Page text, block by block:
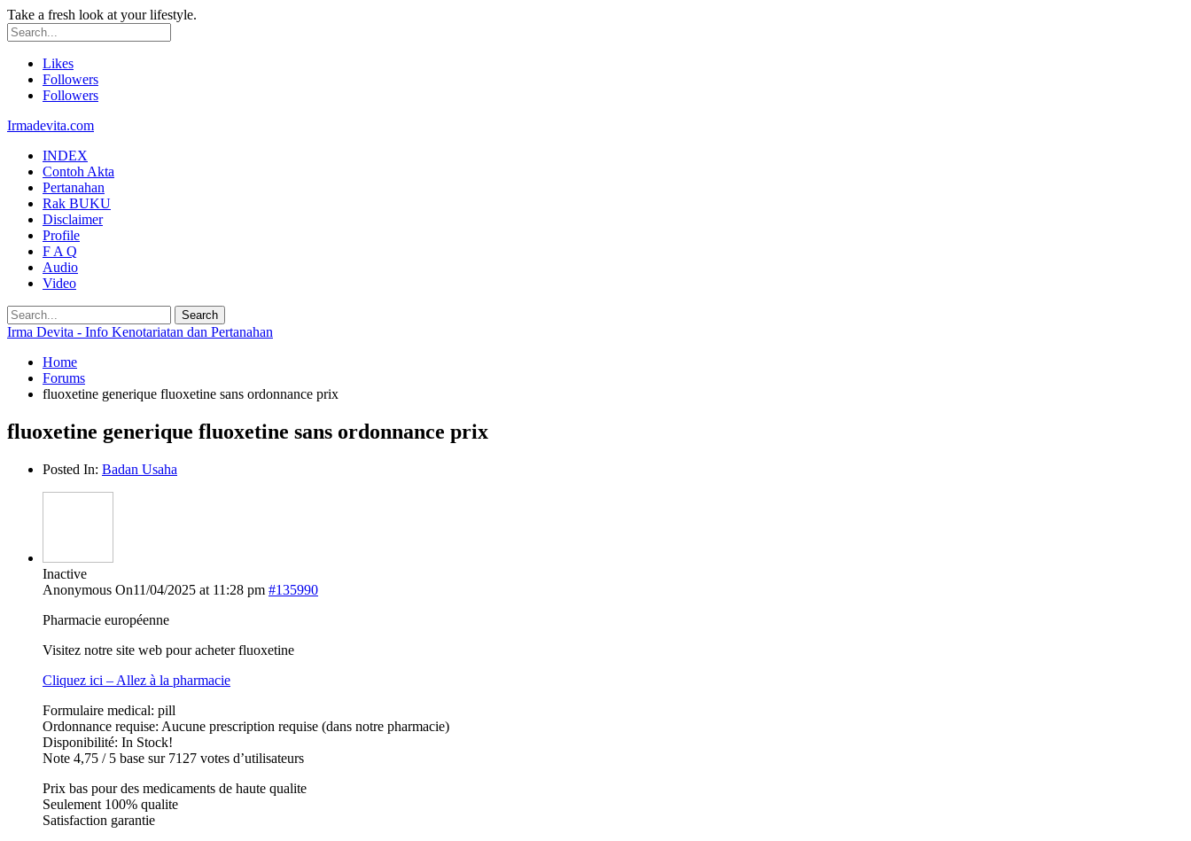
Take a fresh look at your lifestyle.
Likes
Followers
Followers
Irmadevita.com
INDEX
Contoh Akta
Pertanahan
Rak BUKU
Disclaimer
Profile
F A Q
Audio
Video
Irma Devita - Info Kenotariatan dan Pertanahan
Home
Forums
fluoxetine generique fluoxetine sans ordonnance prix
fluoxetine generique fluoxetine sans ordonnance prix
Posted In: Badan Usaha
Inactive
Anonymous On11/04/2025 at 11:28 pm #135990
Pharmacie européenne
Visitez notre site web pour acheter fluoxetine
Cliquez ici – Allez à la pharmacie
Formulaire medical: pill
Ordonnance requise: Aucune prescription requise (dans notre pharmacie)
Disponibilité: In Stock!
Note 4,75 / 5 base sur 7127 votes d’utilisateurs
Prix bas pour des medicaments de haute qualite
Seulement 100% qualite
Satisfaction garantie